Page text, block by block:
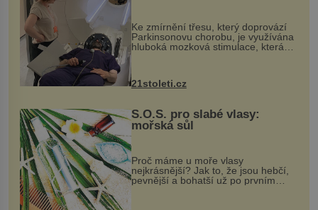
Ke zmírnění třesu, který doprovází
Parkinsonovu chorobu, je využívána
hluboká mozková stimulace, která
však vyžaduje vysoce invazivní
k dostatečně přesnému zacílení ...
21stoleti.cz
S.O.S. pro slabé vlasy:
mořská sůl
Proč máme u moře vlasy
nejkrásnější? Jak to, že jsou hebčí,
pevnější a bohatší už po prvním